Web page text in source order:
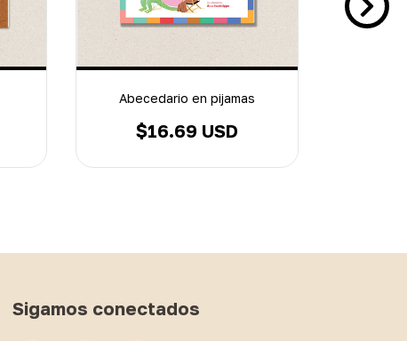
Abecedario en pijamas
$16.69 USD
Sigamos conectados